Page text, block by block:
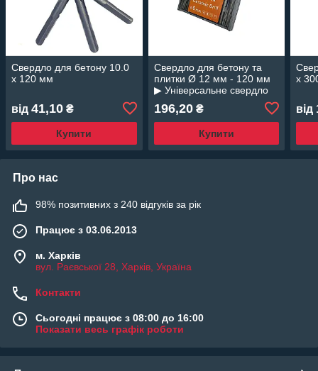
Свердло для бетону 10.0
х 120 мм
від 41,10 ₴
Купити
Свердло для бетону та
плитки Ø 12 мм - 120 мм
▶ Універсальне свердло
196,20₴
Купити
х
від
Про нас
98% позитивних з 240 відгуків за рік
Працює з 03.06.2013
м. Харків
вул. Раєвської 28, Харків, Україна
Контакти
Сьогодні працює з 08:00 до 16:00
Показати весь графік роботи